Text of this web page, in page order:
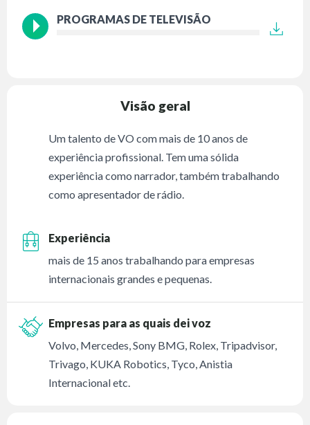
PROGRAMAS DE TELEVISÃO
Visão geral
Um talento de VO com mais de 10 anos de
experiência profissional. Tem uma sólida
experiência como narrador, também trabalhando
como apresentador de rádio.
Experiência
mais de 15 anos trabalhando para empresas
internacionais grandes e pequenas.
Empresas para as quais dei voz
Volvo, Mercedes, Sony BMG, Rolex, Tripadvisor,
Trivago, KUKA Robotics, Tyco, Anistia
Internacional etc.